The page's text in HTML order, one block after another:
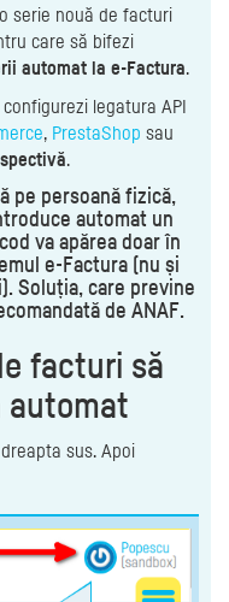
serie nouă de facturi
care să bifezi
automat la e-Factura.
legatura API
, PrestaShop sau
.
pe persoană fizică,
automat un
va apărea doar în
e-Factura (nu și
Soluția, care previne
de ANAF.
facturi să
sus. Apoi